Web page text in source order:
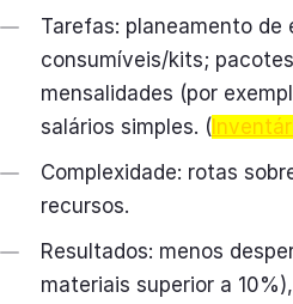
Tarefas: planeamento de
consumíveis/kits;
mensalidades (por
salários simples. (
Complexidade: rotas
recursos.
Resultados: menos
materiais superior a